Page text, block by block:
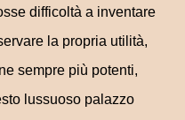
difficoltà a inventare
la propria utilità,
sempre più potenti,
lussuoso palazzo